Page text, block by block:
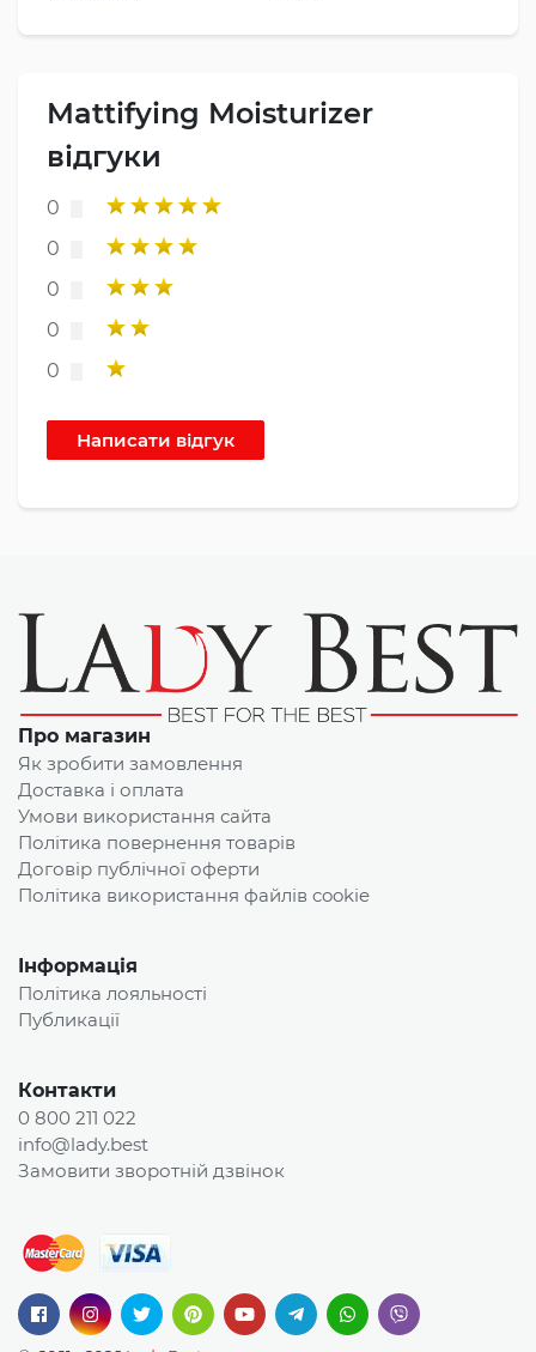
Mattifying Moisturizer
відгуки
0
0
0
0
0
Про магазин
Як зробити замовлення
Доставка і оплата
Умови використання сайта
Політика повернення товарів
Договір публічної оферти
Політика використання файлів cookie
Інформація
Політика лояльності
Публикації
Контакти
0 800 211 022
info@lady.best
Замовити зворотній дзвінок